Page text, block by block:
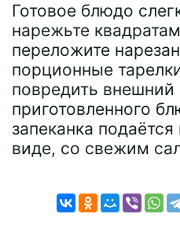
Готовое блюдо
нарежьте
переложите
порционные
повредить внешний
приготовленного
запеканка
виде, со свежим